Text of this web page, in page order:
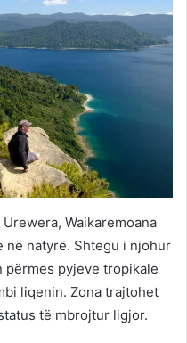
Waikaremoana
në natyrë. Shtegu i njohur
përmes pyjeve tropikale
liqenin. Zona trajtohet
të mbrojtur ligjor.